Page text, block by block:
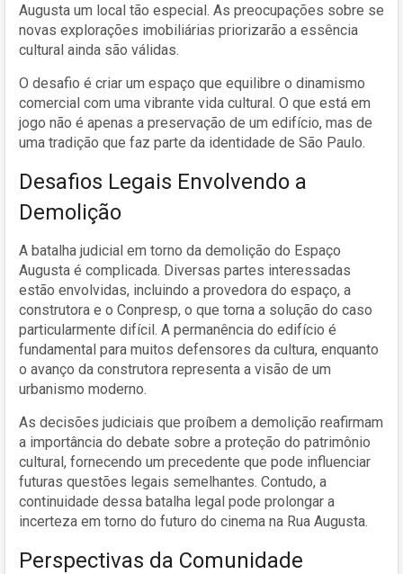
Augusta um local tão especial. As preocupações sobre se
novas explorações imobiliárias priorizarão a essência
cultural ainda são válidas.
O desafio é criar um espaço que equilibre o dinamismo
comercial com uma vibrante vida cultural. O que está em
jogo não é apenas a preservação de um edifício, mas de
uma tradição que faz parte da identidade de São Paulo.
Desafios Legais Envolvendo a
Demolição
A batalha judicial em torno da demolição do Espaço
Augusta é complicada. Diversas partes interessadas
estão envolvidas, incluindo a provedora do espaço, a
construtora e o Conpresp, o que torna a solução do caso
particularmente difícil. A permanência do edifício é
fundamental para muitos defensores da cultura, enquanto
o avanço da construtora representa a visão de um
urbanismo moderno.
As decisões judiciais que proíbem a demolição reafirmam
a importância do debate sobre a proteção do patrimônio
cultural, fornecendo um precedente que pode influenciar
futuras questões legais semelhantes. Contudo, a
continuidade dessa batalha legal pode prolongar a
incerteza em torno do futuro do cinema na Rua Augusta.
Perspectivas da Comunidade